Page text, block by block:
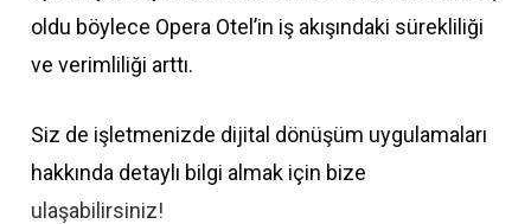
oldu böylece Opera Otel’in iş akışındaki sürekliliği
ve verimliliği arttı.
Siz de işletmenizde dijital dönüşüm uygulamaları
hakkında detaylı bilgi almak için bize
ulaşabilirsiniz!